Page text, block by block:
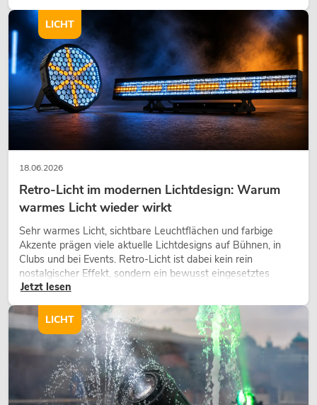
18.06.2026
Retro-Licht im modernen Lichtdesign: Warum
warmes Licht wieder wirkt
Sehr warmes Licht, sichtbare Leuchtflächen und farbige
Akzente prägen viele aktuelle Lichtdesigns auf Bühnen, in
Clubs und bei Events. Retro-Licht ist dabei kein rein
nostalgischer Effekt, sondern ein bewusst eingesetztes
Gestaltungsmittel: Es schafft Atmosphäre, gibt Szenen
wirken lassen.
Jetzt lesen
LICHT
LICHT